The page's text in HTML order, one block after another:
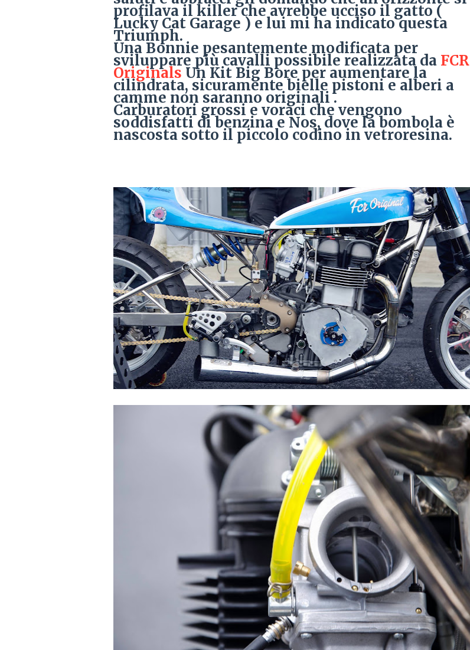
profilava il killer che avrebbe ucciso il gatto (
Lucky Cat Garage ) e lui mi ha indicato questa
Triumph.
Una Bonnie pesantemente modificata per
sviluppare più cavalli possibile realizzata da FCR
Originals Un Kit Big Bore per aumentare la
cilindrata, sicuramente bielle pistoni e alberi a
camme non saranno originali .
Carburatori grossi e voraci che vengono
soddisfatti di benzina e Nos, dove la bombola è
nascosta sotto il piccolo codino in vetroresina.